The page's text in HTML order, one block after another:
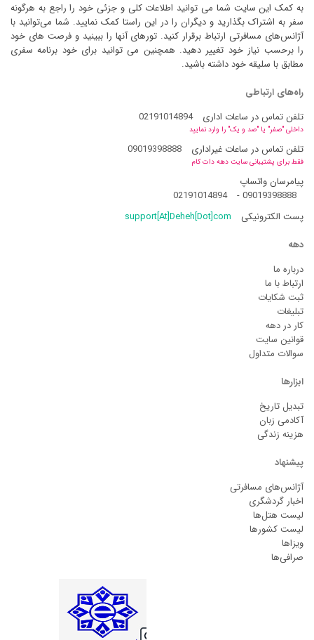
به کمک این سایت شما می توانید اطلاعات کلی و جزئی خود را راجع به هرگونه
سفر به اشتراک بگذارید و دیگران را در این راستا کمک نمایید. شما می‌توانید با
آژانس‌های مسافرتی ارتباط برقرار کنید. تورهای آنها را ببینید و فرصت های خود
را برحسب نیاز خود تغییر دهید. همچنین می توانید برای خود برنامه سفری
مطابق با سلیقه خود داشته باشید.
راه‌های ارتباطی
تلفن تماس در ساعات اداری
02191014894
داخلی "صفر" یا "صد و یک" را وارد نمایید
تلفن تماس در ساعات غیراداری 09019398888
فقط برای پشتیبانی سایت دهه دات کام
پیامرسان واتساپ
09019398888
-
02191014894
پست الکترونیکی
support[At]Deheh[Dot]com
دهه
درباره ما
ارتباط با ما
ثبت شکایات
تبلیغات
کار در دهه
قوانین سایت
سوالات متداول
ابزارها
تبدیل تاریخ
آکادمی زبان
هزینه زندگی
پیشنهاد
آژانس‌های مسافرتی
اخبار گردشگری
لیست هتل‌ها
لیست کشورها
ویزاها
صرافی‌ها